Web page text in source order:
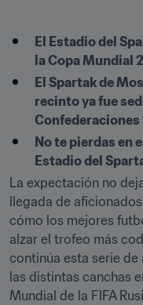
El Estadio del
la Copa Mundial
El Spartak de
recinto ya fue
Confederaciones
No te pierdas en
Estadio del
La expectación no
llegada de
cómo los mejores
alzar el trofeo más
continúa esta serie
las distintas canchas
Mundial de la FIFA